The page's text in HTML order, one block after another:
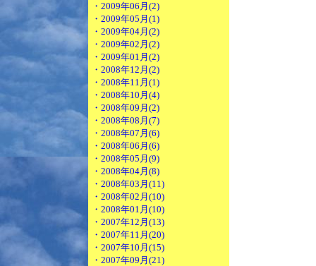
・2009年06月(2)
・2009年05月(1)
・2009年04月(2)
・2009年02月(2)
・2009年01月(2)
・2008年12月(2)
・2008年11月(1)
・2008年10月(4)
・2008年09月(2)
・2008年08月(7)
・2008年07月(6)
・2008年06月(6)
・2008年05月(9)
・2008年04月(8)
・2008年03月(11)
・2008年02月(10)
・2008年01月(10)
・2007年12月(13)
・2007年11月(20)
・2007年10月(15)
・2007年09月(21)